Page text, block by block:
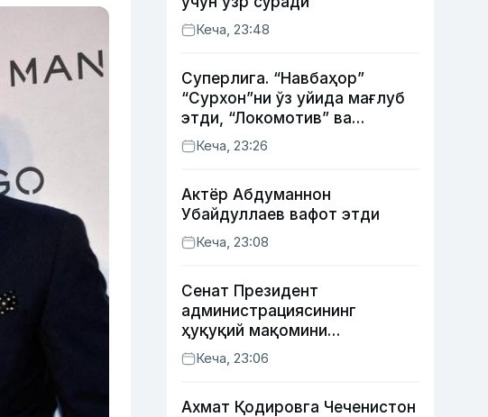
Кеча, 23:48
Суперлига. “Навбаҳор”
“Сурхон”ни ўз уйида мағлуб
этди, “Локомотив” ва
“Хоразм” уйда ғалаба
қозонди
Кеча, 23:26
Актёр Абду­маннон
Убайдуллаев вафот этди
Кеча, 23:08
Сенат Президент
администрациясининг
ҳуқуқий мақомини
белгиловчи конституциявий
қонунни маъқуллади
Кеча, 23:06
Ахмат Қодировга Чеченистон